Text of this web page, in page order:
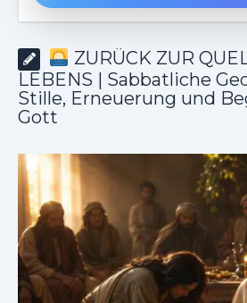
ZURÜCK ZUR
LEBENS | Sabbatliche
Stille, Erneuerung und
Gott